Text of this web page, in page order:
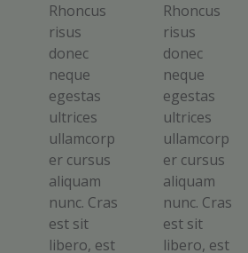
Rhoncus
risus
donec
neque
egestas
ultrices
ullamcorp
er cursus
aliquam
nunc. Cras
est sit
libero, est
Rhoncus
risus
donec
neque
egestas
ultrices
ullamcorp
er cursus
aliquam
nunc. Cras
est sit
libero, est